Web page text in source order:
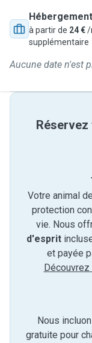
Hébergement
à partir de 24 €/
supplémentaire
Aucune date n'est
Votre animal
protection
vie. Nous
d'esprit
et payée
Nous
gratuite pour